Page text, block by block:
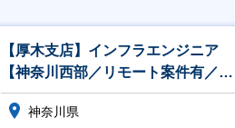
【厚木支店】インフラエンジニア
【神奈川西部／リモート案件有／
NW・クラウド・5G等】
神奈川県